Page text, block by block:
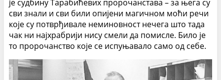
је судбину Тарабићевих пророчанстава – за њега су
сви знали и сви били опијени магичном моћи речи
које су потврђивале неми­новност нечега што тада
чак ни најхрабрији нису смели да помисле. Било је
то пророчанство које се испуњавало само од себе.